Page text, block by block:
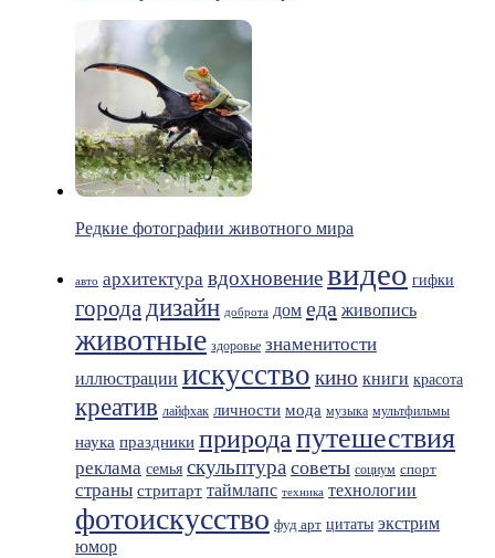
Редкие фотографии животного мира
авто архитектура вдохновениевидео гифки
городадизайн доброта дом еда живопись
животные здоровье знаменитости
иллюстрации искусство кино книги красота
креатив лайфхак личности мода музыка мультфильмы
наука праздники природапутешествия
реклама семья скульптура советы социум спорт
страны стритарт таймлапс техника технологии
фотоискусство фуд арт цитаты экстрим
юмор